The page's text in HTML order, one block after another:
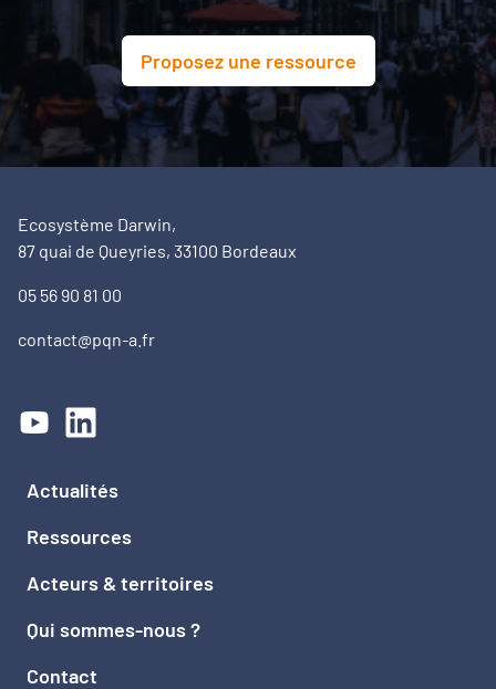
Proposez une ressource
Ecosystème Darwin,
87 quai de Queyries, 33100 Bordeaux
05 56 90 81 00
contact@pqn-a.fr
Actualités
Ressources
Acteurs & territoires
Qui sommes-nous ?
Contact